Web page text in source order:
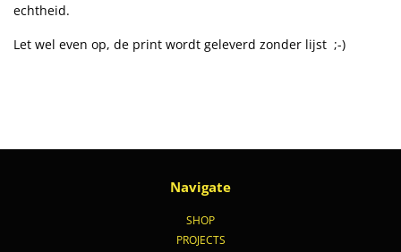
echtheid.
Let wel even op, de print wordt geleverd zonder lijst ;-)
Navigate
SHOP
PROJECTS